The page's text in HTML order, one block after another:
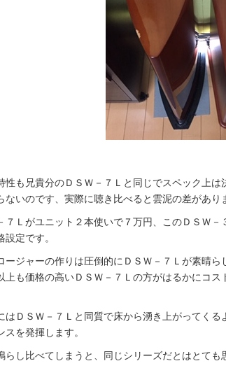
性も兄貴分のＤＳＷ－７Ｌと同じでスペック上
ないのです、実際に聴き比べると雲泥の差があり
７Ｌがユニット２本使いで７万円、このＤＳＷ
設定です。
ージャーの作りは圧倒的にＤＳＷ－７Ｌが素晴
上も価格の高いＤＳＷ－７Ｌの方がはるかにコ
はＤＳＷ－７Ｌと同質で床から湧き上がってく
スを発揮します。
らし比べてしまうと、同じシリーズだとはとても